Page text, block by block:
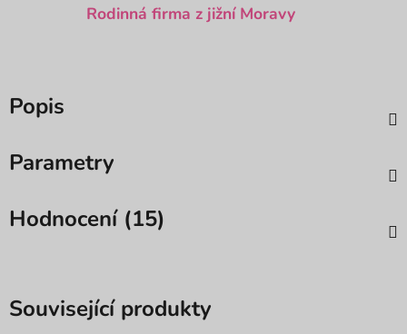
Rodinná firma z jižní Moravy
Popis
Parametry
Hodnocení (15)
Související produkty